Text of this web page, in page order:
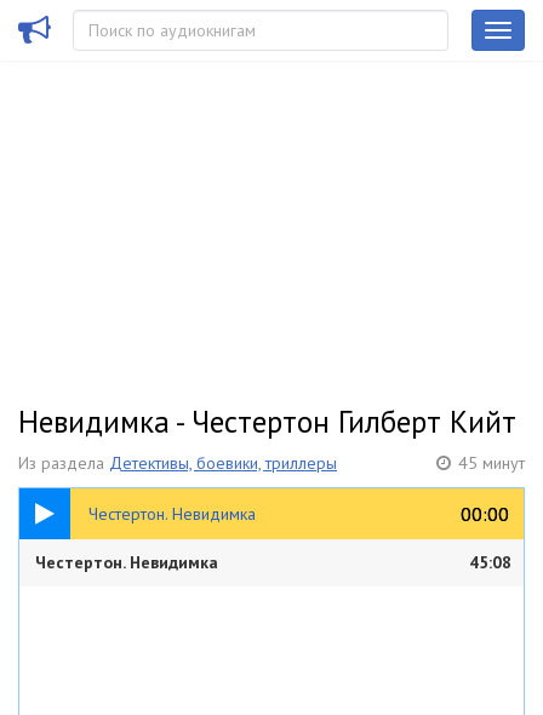
Невидимка - Честертон Гилберт Кийт
Из раздела Детективы, боевики, триллеры 45 минут
Честертон. Невидимка 00:00
00:00
45:08
Честертон. Невидимка 45:08